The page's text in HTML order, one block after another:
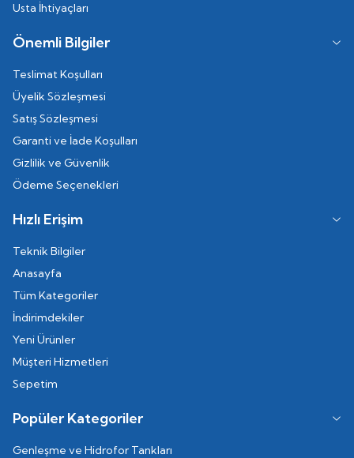
Usta İhtiyaçları
Önemli Bilgiler
Teslimat Koşulları
Üyelik Sözleşmesi
Satış Sözleşmesi
Garanti ve İade Koşulları
Gizlilik ve Güvenlik
Ödeme Seçenekleri
Hızlı Erişim
Teknik Bilgiler
Anasayfa
Tüm Kategoriler
İndirimdekiler
Yeni Ürünler
Müşteri Hizmetleri
Sepetim
Popüler Kategoriler
Genleşme ve Hidrofor Tankları